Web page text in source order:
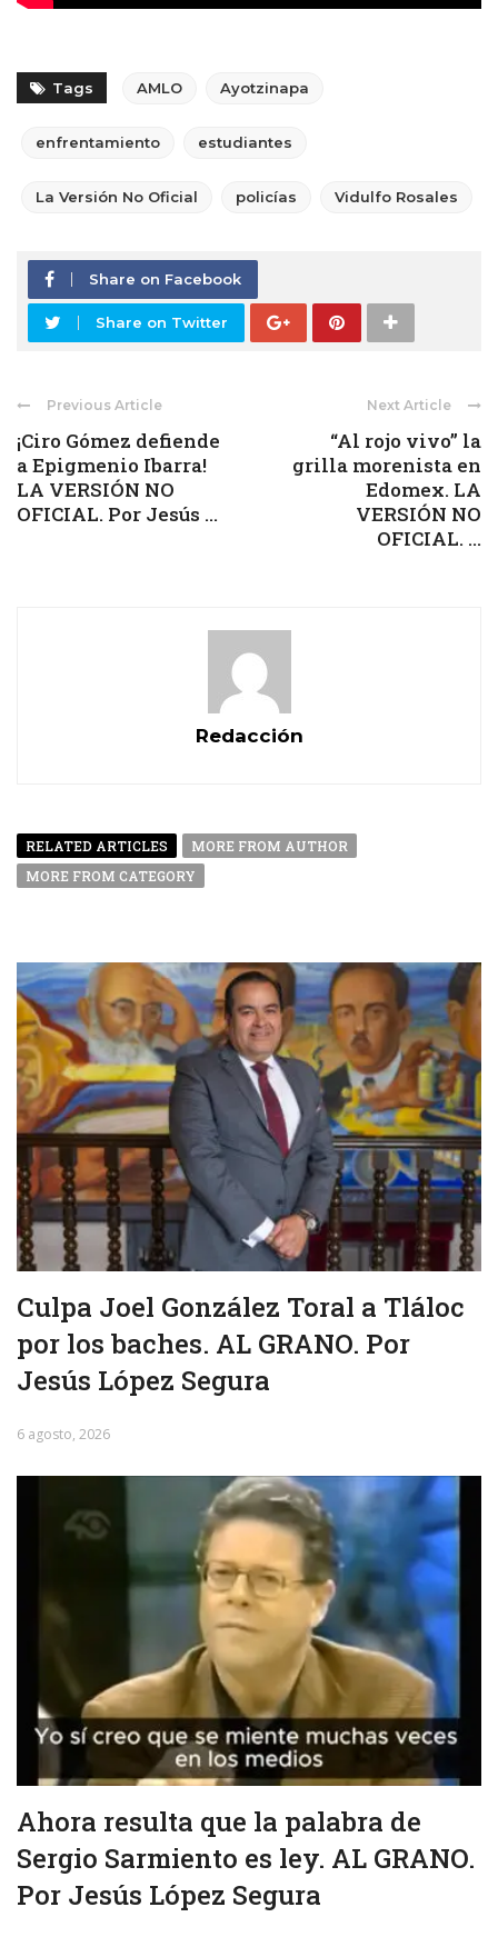
Tags AMLO Ayotzinapa
enfrentamiento estudiantes
La Versión No Oficial policías Vidulfo Rosales
Share on Facebook
Share on Twitter
Previous Article
¡Ciro Gómez defiende
a Epigmenio Ibarra!
LA VERSIÓN NO
OFICIAL. Por Jesús ...
Next Article
“Al rojo vivo” la
grilla morenista en
Edomex. LA
VERSIÓN NO
OFICIAL. ...
Redacción
RELATED ARTICLES
MORE FROM AUTHOR
MORE FROM CATEGORY
Culpa Joel González Toral a Tláloc
por los baches. AL GRANO. Por
Jesús López Segura
6 agosto, 2026
Ahora resulta que la palabra de
Sergio Sarmiento es ley. AL GRANO.
Por Jesús López Segura